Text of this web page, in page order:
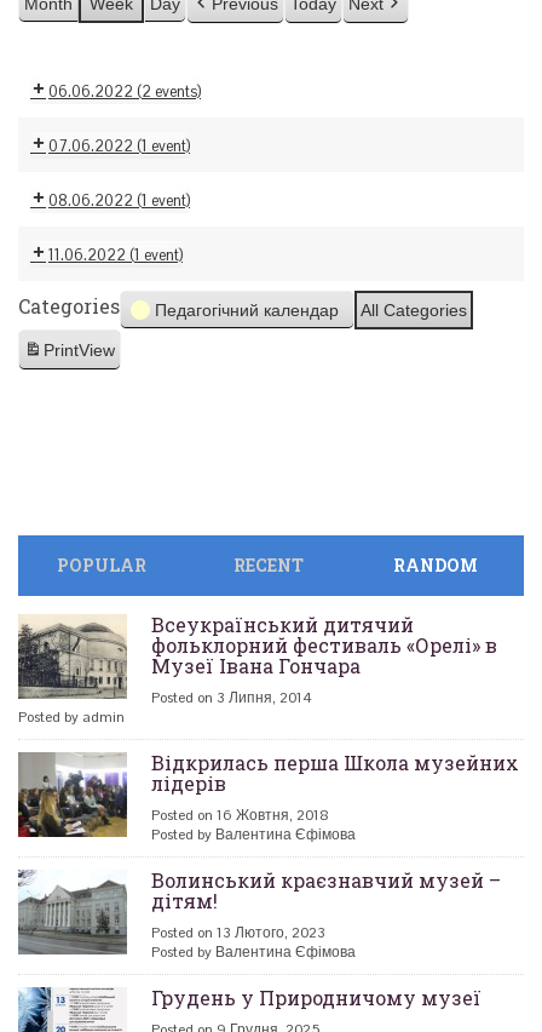
06.06.2022 (2 events)
07.06.2022 (1 event)
08.06.2022 (1 event)
11.06.2022 (1 event)
Categories Педагогічний календар All Categories
PrintView
POPULAR RECENT RANDOM
Всеукраїнський дитячий
фольклорний фестиваль «Орелі» в
Музеї Івана Гончара
Posted on 3 Липня, 2014
Posted by admin
Відкрилась перша Школа музейних
лідерів
Posted on 16 Жовтня, 2018
Posted by Валентина Єфімова
Волинський краєзнавчий музей –
дітям!
Posted on 13 Лютого, 2023
Posted by Валентина Єфімова
Грудень у Природничому музеї